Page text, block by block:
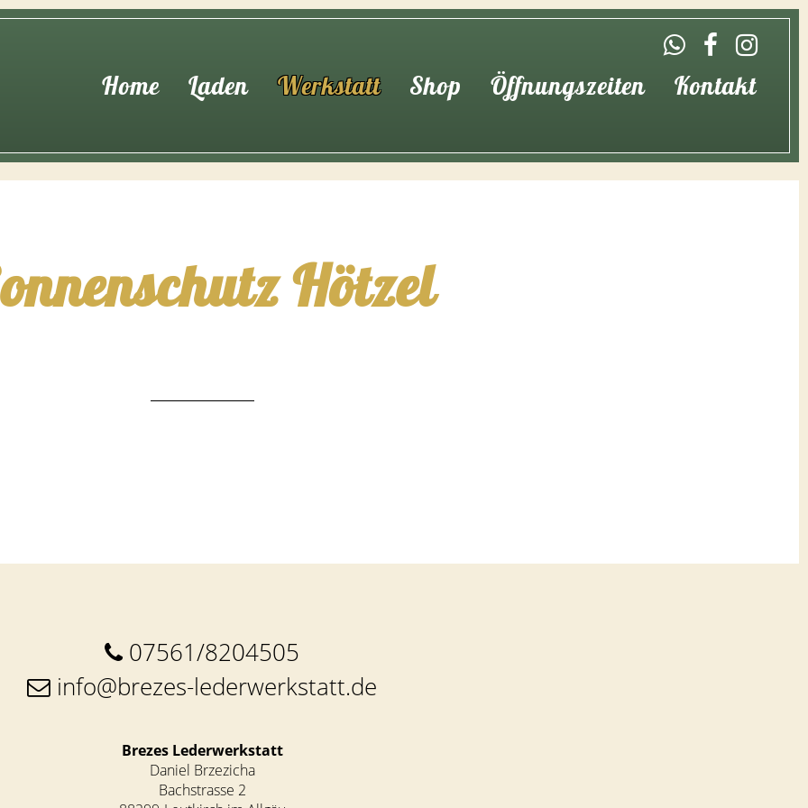
Home Laden Werkstatt Shop Öffnungszeiten Kontakt
Hötzel
07561/8204505
info@brezes-lederwerkstatt.de
Brezes Lederwerkstatt
Daniel Brzezicha
Bachstrasse 2